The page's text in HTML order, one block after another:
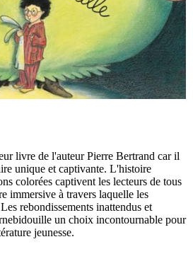
livre de l'auteur Pierre Bertrand car il
unique et captivante. L'histoire
colorées captivent les lecteurs de tous
immersive à travers laquelle les
rebondissements inattendus et
un choix incontournable pour
jeunesse.